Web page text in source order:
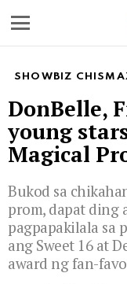
SHOWBIZ
DonBelle,
young
Magical
Bukod sa
prom, dapat ding
pagpapakilala sa
ang Sweet 16 at
award ng fan-